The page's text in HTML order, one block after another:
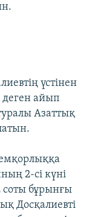
үстінен
айып
Азаттық
2-сі күні
бұрынғы
Досқалиевті